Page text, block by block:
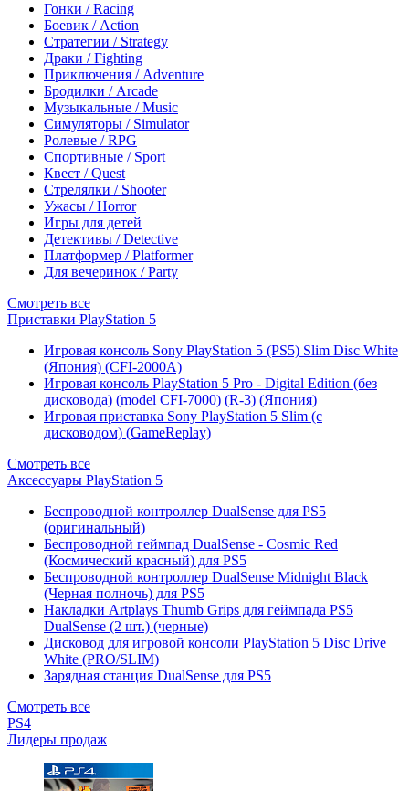
Гонки / Racing
Боевик / Action
Стратегии / Strategy
Драки / Fighting
Приключения / Adventure
Бродилки / Arcade
Музыкальные / Music
Симуляторы / Simulator
Ролевые / RPG
Спортивные / Sport
Квест / Quest
Стрелялки / Shooter
Ужасы / Horror
Игры для детей
Детективы / Detective
Платформер / Platformer
Для вечеринок / Party
Смотреть все
Приставки PlayStation 5
Игровая консоль Sony PlayStation 5 (PS5) Slim Disc White
(Япония) (CFI-2000A)
Игровая консоль PlayStation 5 Pro - Digital Edition (без
дисковода) (model CFI-7000) (R-3) (Япония)
Игровая приставка Sony PlayStation 5 Slim (с
дисководом) (GameReplay)
Смотреть все
Аксессуары PlayStation 5
Беспроводной контроллер DualSense для PS5
(оригинальный)
Беспроводной геймпад DualSense - Cosmic Red
(Космический красный) для PS5
Беспроводной контроллер DualSense Midnight Black
(Черная полночь) для PS5
Накладки Artplays Thumb Grips для геймпада PS5
DualSense (2 шт.) (черные)
Дисковод для игровой консоли PlayStation 5 Disc Drive
White (PRO/SLIM)
Зарядная станция DualSense для PS5
Смотреть все
PS4
Лидеры продаж